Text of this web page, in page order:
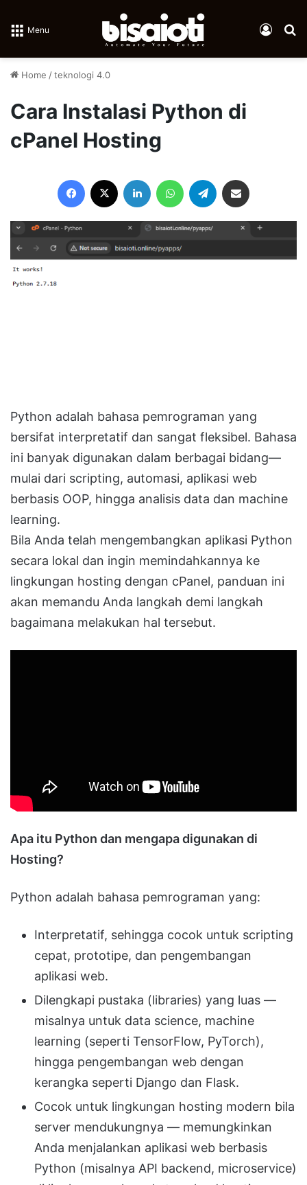
Menu Log In
Home /teknologi 4.0
Cara Instalasi Python di
cPanel Hosting
Facebook LinkedIn WhatsAppTelegram
Python adalah bahasa pemrograman yang
bersifat interpretatif dan sangat fleksibel. Bahasa
ini banyak digunakan dalam berbagai bidang—
mulai dari scripting, automasi, aplikasi web
berbasis OOP, hingga analisis data dan machine
learning.
Bila Anda telah mengembangkan aplikasi Python
secara lokal dan ingin memindahkannya ke
lingkungan hosting dengan cPanel, panduan ini
akan memandu Anda langkah demi langkah
bagaimana melakukan hal tersebut.
Apa itu Python dan mengapa digunakan di
Hosting?
Python adalah bahasa pemrograman yang:
Interpretatif, sehingga cocok untuk scripting
cepat, prototipe, dan pengembangan
aplikasi web.
Dilengkapi pustaka (libraries) yang luas —
misalnya untuk data science, machine
learning (seperti TensorFlow, PyTorch),
hingga pengembangan web dengan
kerangka seperti Django dan Flask.
Cocok untuk lingkungan hosting modern bila
server mendukungnya — memungkinkan
Anda menjalankan aplikasi web berbasis
Python (misalnya API backend, microservice)